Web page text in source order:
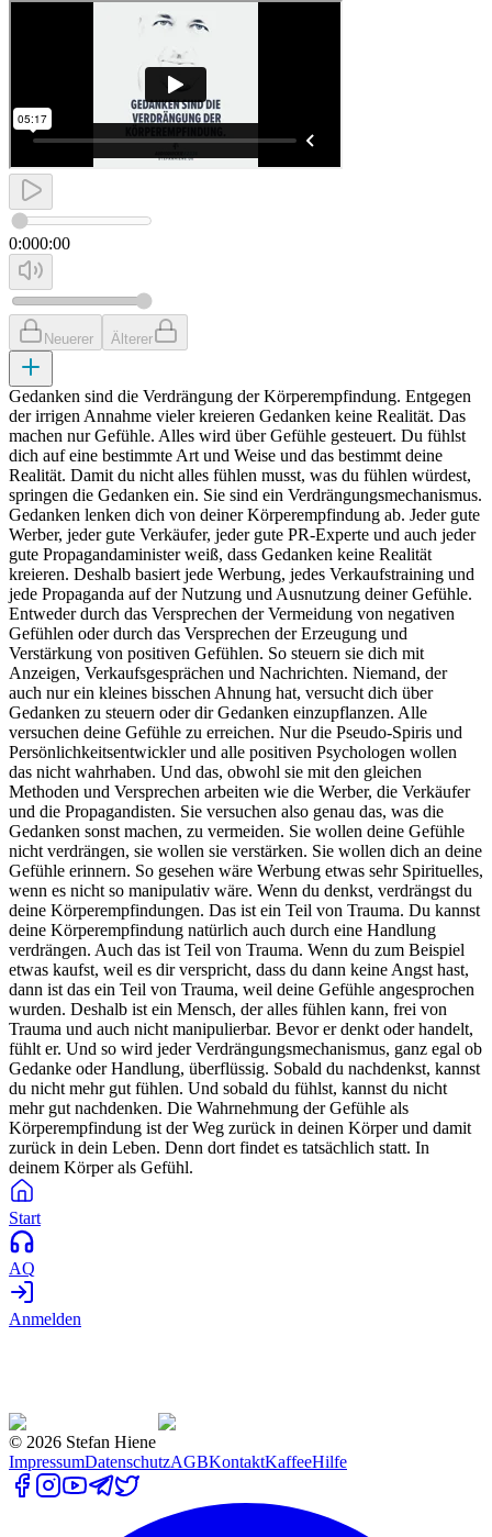
0:000:00
Neuerer Älterer
Gedanken sind die Verdrängung der Körperempfindung. Entgegen
der irrigen Annahme vieler kreieren Gedanken keine Realität. Das
machen nur Gefühle. Alles wird über Gefühle gesteuert. Du fühlst
dich auf eine bestimmte Art und Weise und das bestimmt deine
Realität. Damit du nicht alles fühlen musst, was du fühlen würdest,
springen die Gedanken ein. Sie sind ein Verdrängungsmechanismus.
Gedanken lenken dich von deiner Körperempfindung ab. Jeder gute
Werber, jeder gute Verkäufer, jeder gute PR-Experte und auch jeder
gute Propagandaminister weiß, dass Gedanken keine Realität
kreieren. Deshalb basiert jede Werbung, jedes Verkaufstraining und
jede Propaganda auf der Nutzung und Ausnutzung deiner Gefühle.
Entweder durch das Versprechen der Vermeidung von negativen
Gefühlen oder durch das Versprechen der Erzeugung und
Verstärkung von positiven Gefühlen. So steuern sie dich mit
Anzeigen, Verkaufsgesprächen und Nachrichten. Niemand, der
auch nur ein kleines bisschen Ahnung hat, versucht dich über
Gedanken zu steuern oder dir Gedanken einzupflanzen. Alle
versuchen deine Gefühle zu erreichen. Nur die Pseudo-Spiris und
Persönlichkeitsentwickler und alle positiven Psychologen wollen
das nicht wahrhaben. Und das, obwohl sie mit den gleichen
Methoden und Versprechen arbeiten wie die Werber, die Verkäufer
und die Propagandisten. Sie versuchen also genau das, was die
Gedanken sonst machen, zu vermeiden. Sie wollen deine Gefühle
nicht verdrängen, sie wollen sie verstärken. Sie wollen dich an deine
Gefühle erinnern. So gesehen wäre Werbung etwas sehr Spirituelles,
wenn es nicht so manipulativ wäre. Wenn du denkst, verdrängst du
deine Körperempfindungen. Das ist ein Teil von Trauma. Du kannst
deine Körperempfindung natürlich auch durch eine Handlung
verdrängen. Auch das ist Teil von Trauma. Wenn du zum Beispiel
etwas kaufst, weil es dir verspricht, dass du dann keine Angst hast,
dann ist das ein Teil von Trauma, weil deine Gefühle angesprochen
wurden. Deshalb ist ein Mensch, der alles fühlen kann, frei von
Trauma und auch nicht manipulierbar. Bevor er denkt oder handelt,
fühlt er. Und so wird jeder Verdrängungsmechanismus, ganz egal ob
Gedanke oder Handlung, überflüssig. Sobald du nachdenkst, kannst
du nicht mehr gut fühlen. Und sobald du fühlst, kannst du nicht
mehr gut nachdenken. Die Wahrnehmung der Gefühle als
Körperempfindung ist der Weg zurück in deinen Körper und damit
zurück in dein Leben. Denn dort findet es tatsächlich statt. In
deinem Körper als Gefühl.
Start
AQ
Anmelden
© 2026 Stefan Hiene
ImpressumDatenschutzAGBKontaktKaffeeHilfe